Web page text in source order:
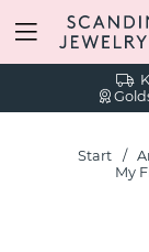
Start
My